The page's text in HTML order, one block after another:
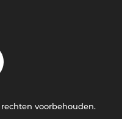
voorbehouden.